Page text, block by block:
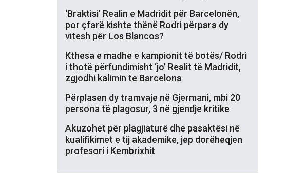
‘Braktisi’ Realin e Madridit për Barcelonën,
por çfarë kishte thënë Rodri përpara dy
vitesh për Los Blancos?
Kthesa e madhe e kampionit të botës/ Rodri
i thotë përfundimisht ‘jo’ Realit të Madridit,
zgjodhi kalimin te Barcelona
Përplasen dy tramvaje në Gjermani, mbi 20
persona të plagosur, 3 në gjendje kritike
Akuzohet për plagjiaturë dhe pasaktësi në
kualifikimet e tij akademike, jep dorëheqjen
profesori i Kembrixhit